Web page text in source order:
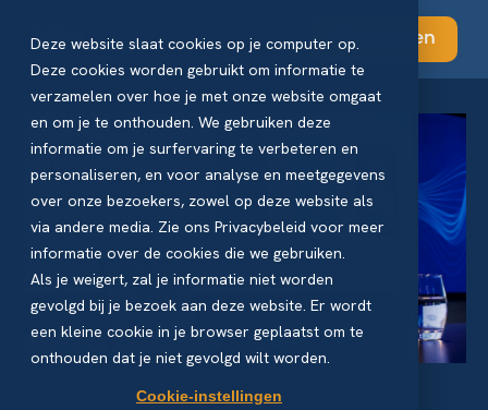
Deze website slaat cookies op je computer op.
Deze cookies worden gebruikt om informatie te
verzamelen over hoe je met onze website omgaat
en om je te onthouden. We gebruiken deze
informatie om je surfervaring te verbeteren en
personaliseren, en voor analyse en meetgegevens
over onze bezoekers, zowel op deze website als
via andere media. Zie ons Privacybeleid voor meer
informatie over de cookies die we gebruiken.
Als je weigert, zal je informatie niet worden
gevolgd bij je bezoek aan deze website. Er wordt
een kleine cookie in je browser geplaatst om te
onthouden dat je niet gevolgd wilt worden.
Cookie-instellingen
Abonneren